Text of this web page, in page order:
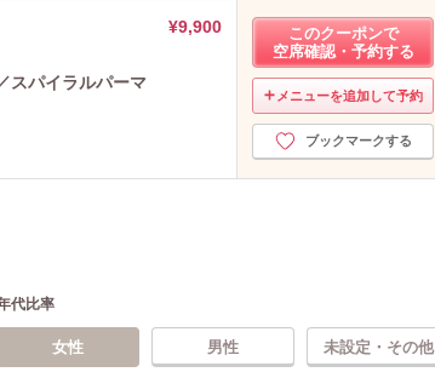
¥9,900
スパイラルパーマ
このクーポンで
空席確認・予約する
メニューを追加して予約
ブックマークする
代比率
女性 男性 未設定・その他